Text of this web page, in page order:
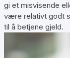
gi et misvisende
være relativt godt
til å betjene gjeld.